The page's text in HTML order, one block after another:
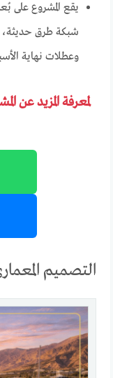
يقع المشروع على
شبكة طرق حديثة،
وعطلات نهاية
لمعرفة المزيد عن
التصميم